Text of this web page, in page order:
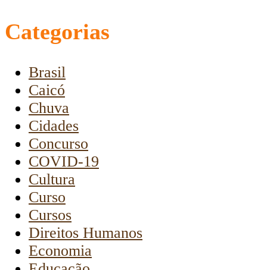
Categorias
Brasil
Caicó
Chuva
Cidades
Concurso
COVID-19
Cultura
Curso
Cursos
Direitos Humanos
Economia